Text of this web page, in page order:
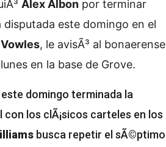
Alex Albon por terminar
este domingo en el
, le avisÃ³ al bonaerense
en la base de Grove.
domingo terminada la
los clÃ¡sicos carteles en los
busca repetir el sÃ©ptimo